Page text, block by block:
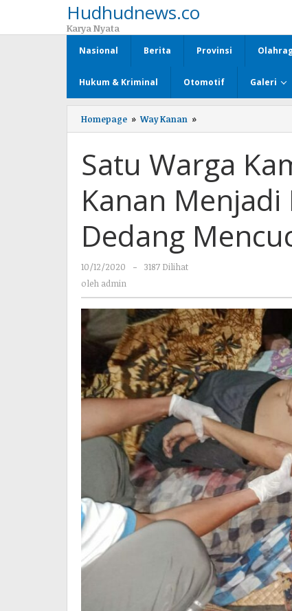
Hudhudnews.co
Karya Nyata
Nasional Berita Provinsi
Hukum & Kriminal Otomotif Galeri
Homepage » Way Kanan »
Warga
Sakti
Way
Kanan
Menjadi
Penusukan
Saat
Satu Warga
Kanan
Dedang
10/12/2020
oleh
-
3187 Dilihat
oleh admin